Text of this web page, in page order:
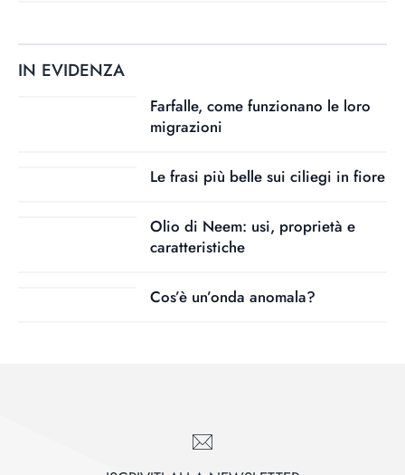
IN EVIDENZA
Farfalle, come funzionano le loro
migrazioni
Le frasi più belle sui ciliegi in fiore
Olio di Neem: usi, proprietà e
caratteristiche
Cos’è un’onda anomala?